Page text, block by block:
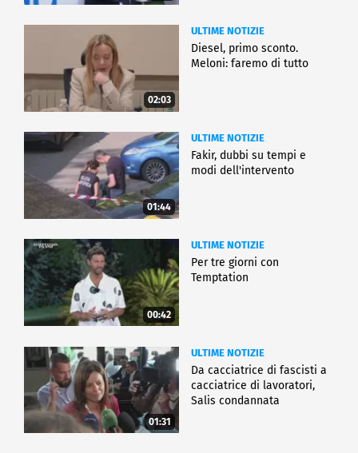
02:03
ULTIME NOTIZIE
Diesel, primo sconto.
Meloni: faremo di tutto
01:44
ULTIME NOTIZIE
Fakir, dubbi su tempi e
modi dell'intervento
00:42
ULTIME NOTIZIE
Per tre giorni con
Temptation
01:31
ULTIME NOTIZIE
Da cacciatrice di fascisti a
cacciatrice di lavoratori,
Salis condannata